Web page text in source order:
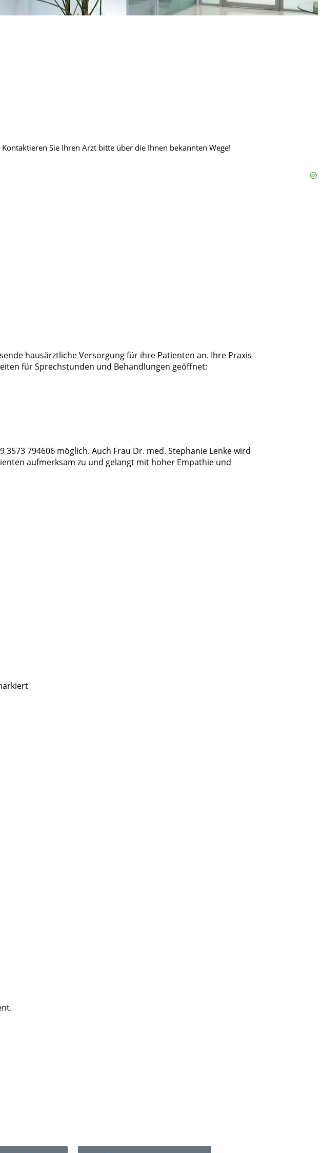
hausärztliche Versorgung für ihre Patienten an. Ihre Praxis
für Sprechstunden und Behandlungen geöffnet:
794606 möglich. Auch Frau Dr. med. Stephanie Lenke wird
aufmerksam zu und gelangt mit hoher Empathie und